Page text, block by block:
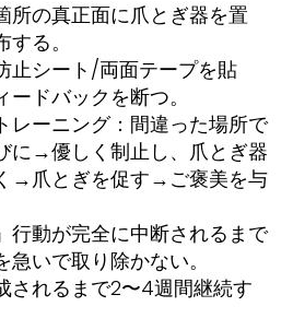
所の真正面に爪とぎ器を置
る。
止シート/両面テープを貼
ードバックを断つ。
レーニング：間違った場所で
に→優しく制止し、爪とぎ器
→爪とぎを促す→ご褒美を与
行動が完全に中断されるまで
いで取り除かない。
されるまで2〜4週間継続す